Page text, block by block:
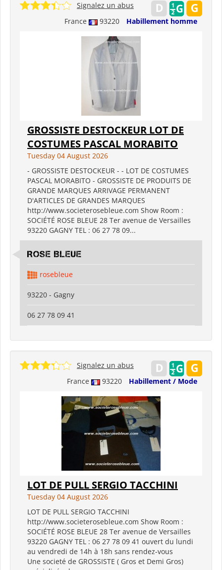
France 93220 Habillement homme
Signalez un abus
GROSSISTE DESTOCKEUR LOT DE
COSTUMES PASCAL MORABITO
Tuesday 04 August 2026
- GROSSISTE DESTOCKEUR - - LOT DE COSTUMES
PASCAL MORABITO - GROSSISTE DE PRODUITS DE
GRANDE MARQUES ARRIVAGE PERMANENT
D'ARTICLES DE GRANDES MARQUES
http://www.societerosebleue.com Show Room :
SOCIÉTÉ ROSE BLEUE 28 Ter avenue de Versailles
93220 GAGNY TEL : 06 27 78 09...
ROSE BLEUE
rosebleue
93220 - Gagny
06 27 78 09 41
France 93220 Habillement / Mode
Signalez un abus
LOT DE PULL SERGIO TACCHINI
Tuesday 04 August 2026
LOT DE PULL SERGIO TACCHINI
http://www.societerosebleue.com Show Room :
SOCIÉTÉ ROSE BLEUE 28 Ter avenue de Versailles
93220 GAGNY TEL : 06 27 78 09 41 ouvert du lundi
au vendredi de 14h à 18h sans rendez-vous
Une societé de GROSSISTE ( Gros et Demi Gros)